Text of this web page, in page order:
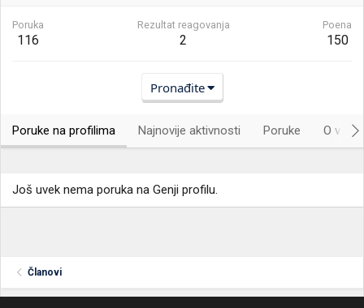
Poruka
116
Rezultat reagovanja
2
Poena
150
Pronađite
Poruke na profilima Najnovije aktivnosti Poruke O
Još uvek nema poruka na Genji profilu.
Članovi